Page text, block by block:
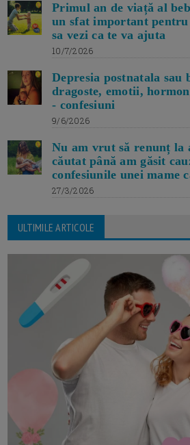
Primul an de viață al
un sfat important
sa vezi ca te va ajuta
10/7/2026
Depresia postnatala sau
dragoste, emotii,
- confesiuni
9/6/2026
Nu am vrut să renunț la
căutat până am găsit
confesiunile unei mame
27/3/2026
ULTIMILE ARTICOLE